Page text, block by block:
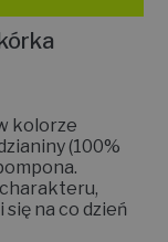
kolorze
(100%
na co dzień